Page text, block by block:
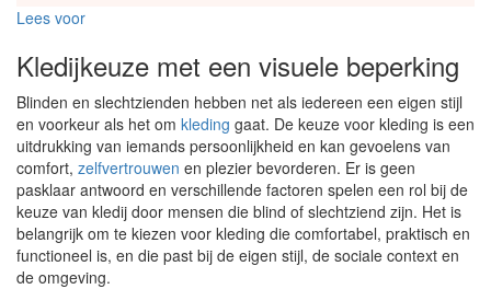
(Accesskey
Spring
Organisaties
Spring
naar
Social
media
Lees voor
Kledijkeuze met een visuele beperking
Blinden en slechtzienden hebben net als iedereen een eigen stijl
en voorkeur als het om kleding gaat. De keuze voor kleding is een
uitdrukking van iemands persoonlijkheid en kan gevoelens van
comfort, zelfvertrouwen en plezier bevorderen. Er is geen
pasklaar antwoord en verschillende factoren spelen een rol bij de
keuze van kledij door mensen die blind of slechtziend zijn. Het is
belangrijk om te kiezen voor kleding die comfortabel, praktisch en
functioneel is, en die past bij de eigen stijl, de sociale context en
de omgeving.